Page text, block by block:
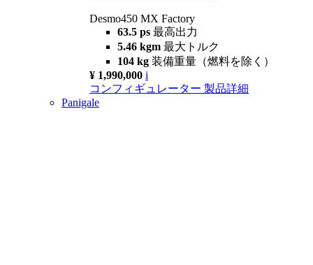
Desmo450 MX Factory
63.5 ps 最高出力
5.46 kgm 最大トルク
104 kg 装備重量（燃料を除く）
¥ 1,990,000 i
コンフィギュレーター 製品詳細
Panigale